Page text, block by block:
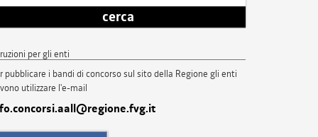
cerca
per gli enti
pubblicare i bandi di concorso sul sito della Regione gli enti
utilizzare l'e-mail